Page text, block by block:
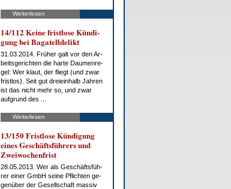
Weiterlesen
14/112 Kei­ne frist­lo­se Kün­di­
gung bei Ba­ga­tell­de­likt
31.03.2014. Frü­her galt vor den Ar­
beits­ge­rich­ten die har­te Dau­men­re­
gel: Wer klaut, der fliegt (und zwar
frist­los). Seit gut drei­ein­halb Jah­ren
ist das nicht mehr so, und zwar
auf­grund des ...
Weiterlesen
13/150 Frist­lo­se Kün­di­gung
ei­nes Ge­schäfts­füh­rers und
Zwei­wo­chen­frist
28.05.2013. Wer als Ge­schäfts­füh­
rer ei­ner GmbH sei­ne Pflich­ten ge­
gen­über der Ge­sell­schaft mas­siv